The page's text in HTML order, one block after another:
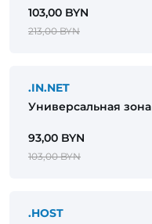
103,00 BYN
213,00 BYN
.IN.NET
Универсальная зона
93,00 BYN
103,00 BYN
.HOST